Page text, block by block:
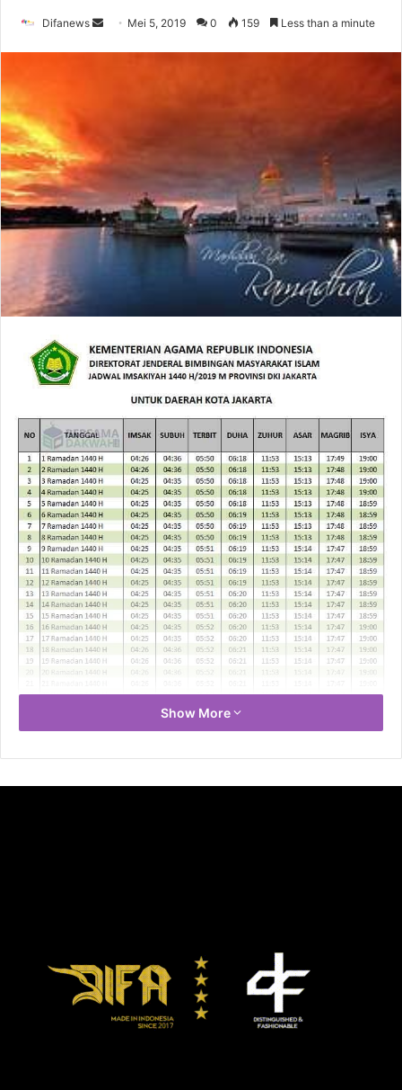
Difanews
Send Mei 5, 2019 0 159 Less than a minute
Show More